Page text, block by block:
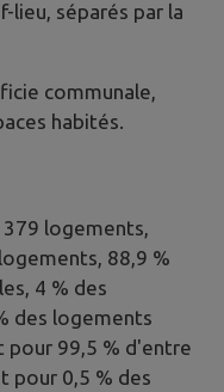
lieu, séparés par la
communale,
habités.
logements,
88,9 %
4 % des
des logements
pour 99,5 % d'entre
pour 0,5 % des